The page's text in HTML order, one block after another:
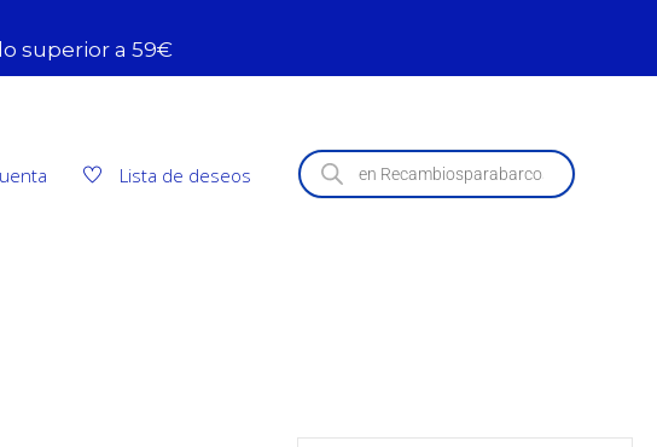
superior a 59€
Lista de deseos